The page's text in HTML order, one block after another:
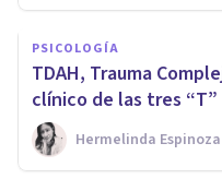
PSICOLOGÍA
TDAH, Trauma
clínico de las tres “T”
Hermelinda